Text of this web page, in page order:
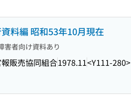
料編 昭和53年10月現在
害者向け資料あり
販売協同組合1978.11<Y111-280>